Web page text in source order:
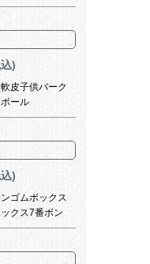
试合329
)
皮子供バーク
ール
)
ゴムボックス
クス7番ボン
ゴム7番ボン
屋内外兼用7